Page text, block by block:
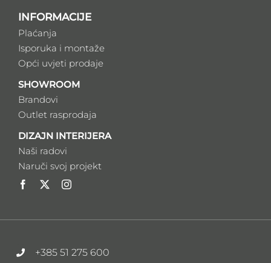
INFORMACIJE
Plaćanja
Isporuka i montaže
Opći uvjeti prodaje
SHOWROOM
Brandovi
Outlet rasprodaja
DIZAJN INTERIJERA
Naši radovi
Naruči svoj projekt
+385 51 275 600